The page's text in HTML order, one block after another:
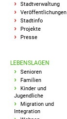
Stadtverwaltung
Veröffentlichungen
Stadtinfo
Projekte
Presse
LEBENSLAGEN
Senioren
Familien
Kinder und
Jugendliche
Migration und
Integration